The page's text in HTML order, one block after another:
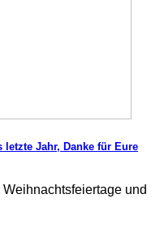
letzte Jahr, Danke für Eure
und